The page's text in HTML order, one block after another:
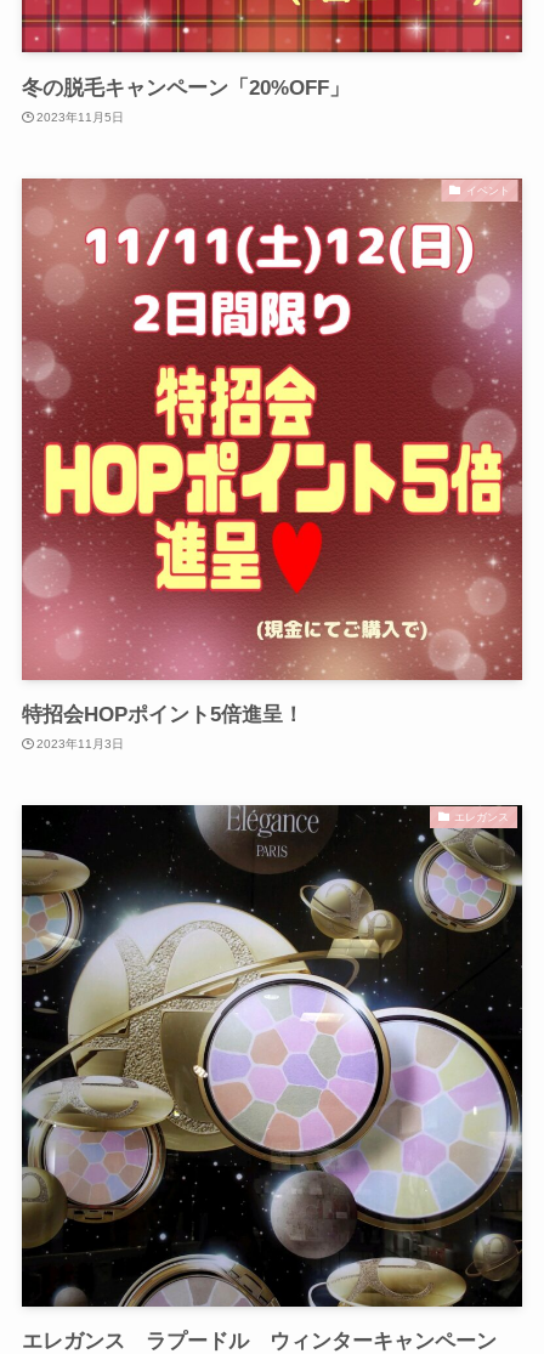
冬の脱毛キャンペーン「20%OFF」
2023年11月5日
イベント
特招会HOPポイント5倍進呈！
2023年11月3日
エレガンス
エレガンス ラプードル ウィンターキャンペーン